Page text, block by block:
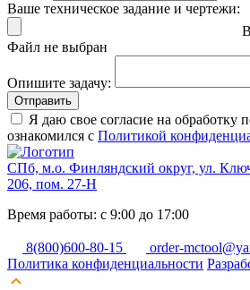
Ваше техническое задание и чертежи:
Файл не выбран
Опишите задачу:
Отправить
Я даю свое согласие на обработку
ознакомился с Политикой
СПб, м.о. Финляндский округ, ул.
206, пом. 27-Н
Время работы: с 9:00 до 17:00
8(800)600-80-15
order-
Политика конфиденциальности